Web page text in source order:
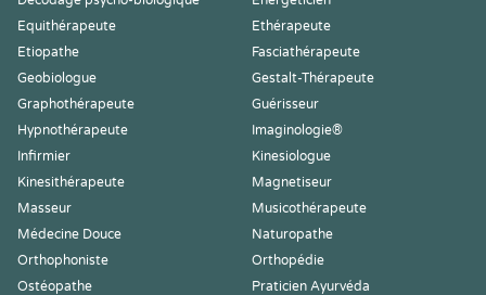
Equithérapeute
Ethérapeute
Etiopathe
Fasciathérapeute
Geobiologue
Gestalt-Thérapeute
Graphothérapeute
Guérisseur
Hypnothérapeute
Imaginologie®
Infirmier
Kinesiologue
Kinesithérapeute
Magnetiseur
Masseur
Musicothérapeute
Médecine Douce
Naturopathe
Orthophoniste
Orthopédie
Ostéopathe
Praticien Ayurvéda